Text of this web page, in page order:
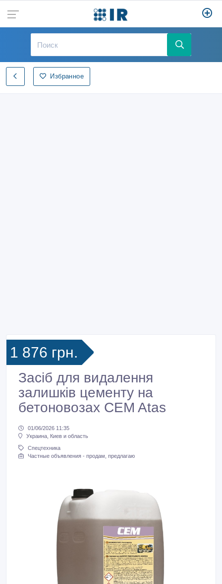
Избранное
1 876 грн.
Засіб для видалення
залишків цементу на
бетоновозах CEM Atas
01/06/2026 11:35
Украина, Киев и область
Спецтехника
Частные объявления - продам, предлагаю